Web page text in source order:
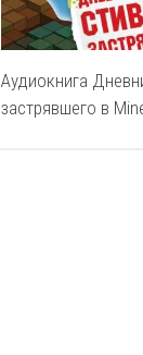
Аудиокнига
застрявшего в